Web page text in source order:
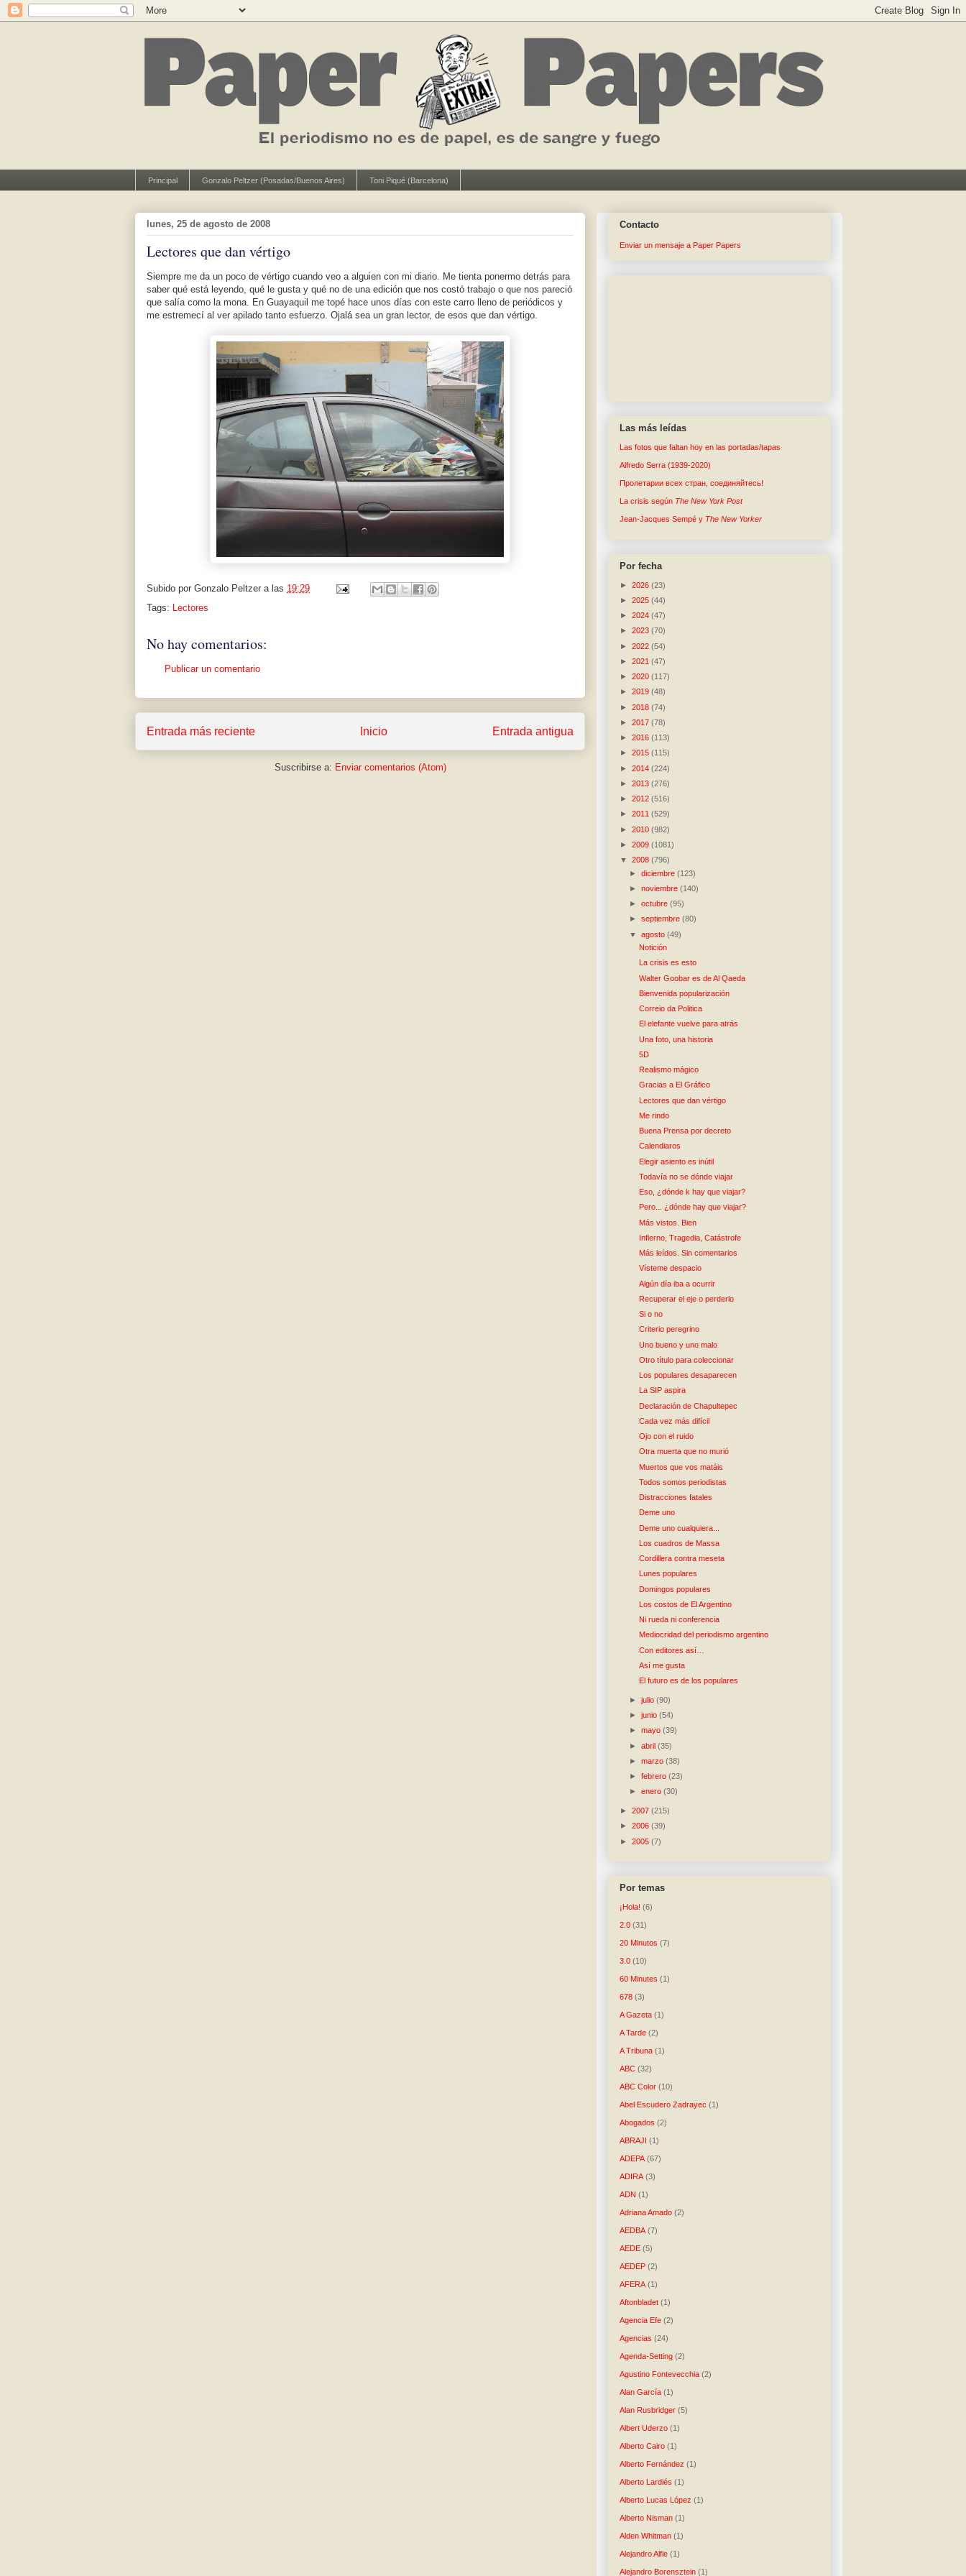
Principal Gonzalo Peltzer (Posadas/Buenos Aires) Toni Piqué (Barcelona)
lunes, 25 de agosto de 2008
Lectores que dan vértigo
Siempre me da un poco de vértigo cuando veo a alguien con mi diario. Me tienta ponermo detrás para
saber qué está leyendo, qué le gusta y qué no de una edición que nos costó trabajo o que nos pareció
que salía como la mona. En Guayaquil me topé hace unos días con este carro lleno de periódicos y
me estremecí al ver apilado tanto esfuerzo. Ojalá sea un gran lector, de esos que dan vértigo.
Subido por Gonzalo Peltzer a las 19:29
Tags: Lectores
No hay comentarios:
Publicar un comentario
Entrada más reciente Entrada antigua
Inicio
Suscribirse a: Enviar comentarios (Atom)
Contacto
Enviar un mensaje a Paper Papers
Las más leídas
Las fotos que faltan hoy en las portadas/tapas
Alfredo Serra (1939-2020)
Пролетарии всех стран, соединяйтесь!
La crisis según The New York Post
Jean-Jacques Sempé y The New Yorker
Por fecha
► 2026 (23)
► 2025 (44)
► 2024 (47)
► 2023 (70)
► 2022 (54)
► 2021 (47)
► 2020 (117)
► 2019 (48)
► 2018 (74)
► 2017 (78)
► 2016 (113)
► 2015 (115)
► 2014 (224)
► 2013 (276)
► 2012 (516)
► 2011 (529)
► 2010 (982)
► 2009 (1081)
▼ 2008 (796)
►diciembre(123)
►noviembre(140)
►octubre(95)
►septiembre(80)
▼agosto(49)
Notición
La crisis es esto
Walter Goobar es de Al Qaeda
Bienvenida popularización
Correio da Politica
El elefante vuelve para atrás
Una foto, una historia
5D
Realismo mágico
Gracias a El Gráfico
Lectores que dan vértigo
Me rindo
Buena Prensa por decreto
Calendiaros
Elegir asiento es inútil
Todavía no se dónde viajar
Eso, ¿dónde k hay que viajar?
Pero... ¿dónde hay que viajar?
Más vistos. Bien
Infierno, Tragedia, Catástrofe
Más leídos. Sin comentarios
Vísteme despacio
Algún día iba a ocurrir
Recuperar el eje o perderlo
Si o no
Criterio peregrino
Uno bueno y uno malo
Otro título para coleccionar
Los populares desaparecen
La SIP aspira
Declaración de Chapultepec
Cada vez más difícil
Ojo con el ruido
Otra muerta que no murió
Muertos que vos matáis
Todos somos periodistas
Distracciones fatales
Deme uno
Deme uno cualquiera...
Los cuadros de Massa
Cordillera contra meseta
Lunes populares
Domingos populares
Los costos de El Argentino
Ni rueda ni conferencia
Mediocridad del periodismo argentino
Con editores así…
Así me gusta
El futuro es de los populares
►julio(90)
►junio(54)
►mayo(39)
►abril(35)
►marzo(38)
►febrero(23)
►enero(30)
► 2007 (215)
► 2006 (39)
► 2005 (7)
Por temas
¡Hola! (6)
2.0 (31)
20 Minutos (7)
3.0 (10)
60 Minutes (1)
678 (3)
A Gazeta (1)
A Tarde (2)
A Tribuna (1)
ABC (32)
ABC Color (10)
Abel Escudero Zadrayec (1)
Abogados (2)
ABRAJI (1)
ADEPA (67)
ADIRA (3)
ADN (1)
Adriana Amado (2)
AEDBA (7)
AEDE (5)
AEDEP (2)
AFERA (1)
Aftonbladet (1)
Agencia Efe (2)
Agencias (24)
Agenda-Setting (2)
Agustino Fontevecchia (2)
Alan García (1)
Alan Rusbridger (5)
Albert Uderzo (1)
Alberto Cairo (1)
Alberto Fernández (1)
Alberto Lardiés (1)
Alberto Lucas López (1)
Alberto Nisman (1)
Alden Whitman (1)
Alejandro Alfie (1)
Alejandro Borensztein (1)